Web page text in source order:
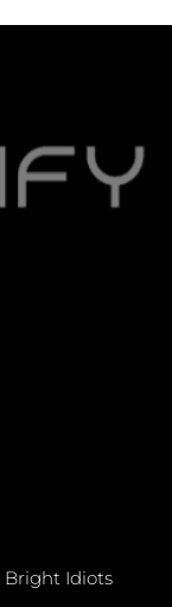
Bright Idiots